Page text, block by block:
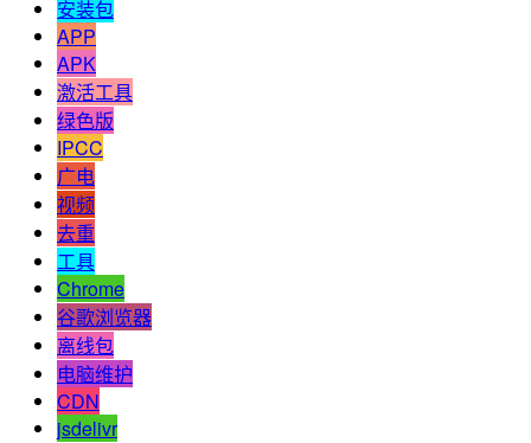
安装包
APP
APK
激活工具
绿色版
IPCC
广电
视频
去重
工具
Chrome
谷歌浏览器
离线包
电脑维护
CDN
jsdelivr